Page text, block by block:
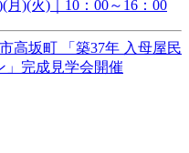
月)(火)｜10：00～16：00